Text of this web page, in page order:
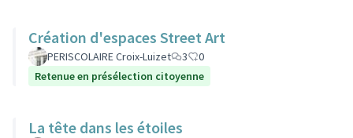
Création d'espaces Street Art
PERISCOLAIRE Croix-Luizet 3
0
Retenue en présélection citoyenne
La tête dans les étoiles